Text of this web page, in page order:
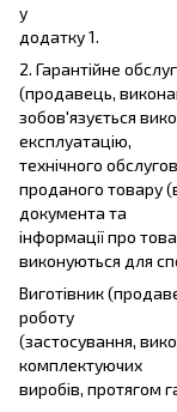
у
додатку 1.
2. Гарантійне
(продавець,
зобов'язується
експлуатацію,
технічного
проданого товару
документа та
інформації про
виконуються для
Виготівник
роботу
(застосування,
комплектуючих
виробів, протягом